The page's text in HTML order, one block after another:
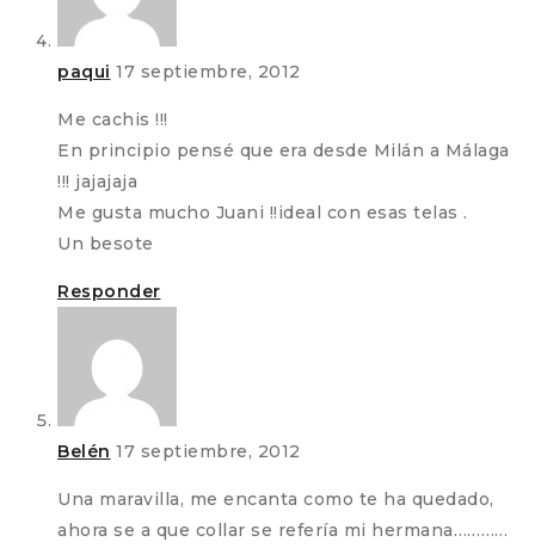
paqui 17 septiembre, 2012
Me cachis !!!
En principio pensé que era desde Milán a Málaga
!!! jajajaja
Me gusta mucho Juani !!ideal con esas telas .
Un besote
Responder
Belén 17 septiembre, 2012
Una maravilla, me encanta como te ha quedado,
ahora se a que collar se refería mi hermana…………